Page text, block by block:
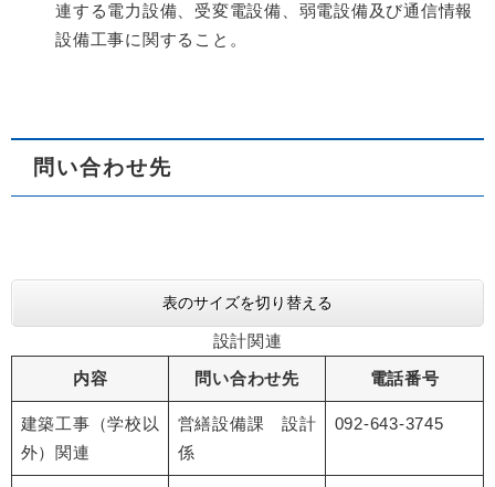
連する電力設備、受変電設備、弱電設備及び通信情報
設備工事に関すること。
問い合わせ先
表のサイズを切り替える
設計関連
内容
問い合わせ先 電話番号
建築工事（学校以
外）関連
営繕設備課 設計
係
092-643-3745